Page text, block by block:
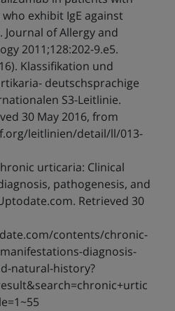
exhibit IgE against
of Allergy and
2011;128:202-9.e5.
Klassifikation und
deutschsprachige
S3-Leitlinie.
30 May 2016, from
leitlinien/detail/ll/013-
urticaria: Clinical
pathogenesis, and
Retrieved 30
contents/chronic-
diagnosis-
natural-history?